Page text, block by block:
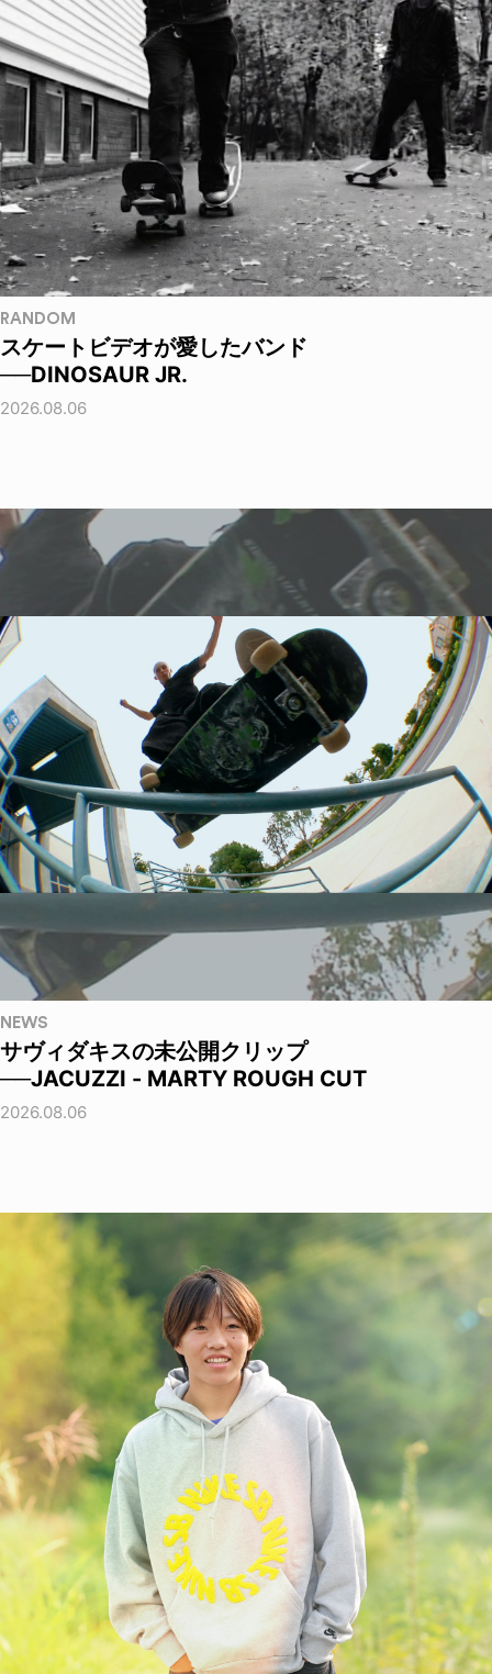
RANDOM
スケートビデオが愛したバンド
──DINOSAUR JR.
2026.08.06
NEWS
サヴィダキスの未公開クリップ
──JACUZZI - MARTY ROUGH CUT
2026.08.06